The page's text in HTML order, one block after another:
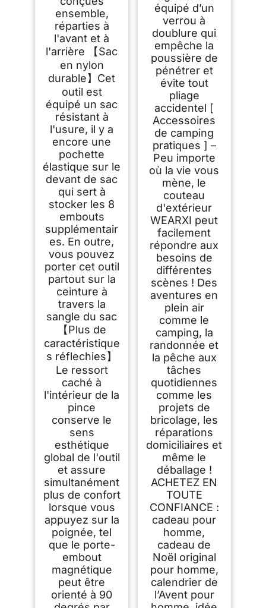
ensemble,
réparties à
l'avant et à
l'arrière 【Sac
en nylon
durable】Cet
outil est
équipé un sac
résistant à
l'usure, il y a
encore une
pochette
élastique sur le
devant de sac
qui sert à
stocker les 8
embouts
supplémentair
es. En outre,
vous pouvez
porter cet outil
partout sur la
ceinture à
travers la
sangle du sac
【Plus de
caractéristique
s réflechies】
Le ressort
caché à
l'intérieur de la
pince
conserve le
sens
esthétique
global de l'outil
et assure
simultanément
plus de confort
lorsque vous
appuyez sur la
poignée, tel
que le porte-
embout
magnétique
peut être
orienté à 90
équipé d’un
verrou à
doublure qui
empêche la
poussière de
pénétrer et
évite tout
pliage
accidentel [
Accessoires
de camping
pratiques ] –
Peu importe
où la vie vous
mène, le
couteau
d'extérieur
WEARXI peut
facilement
répondre aux
besoins de
différentes
scènes ! Des
aventures en
plein air
comme le
camping, la
randonnée et
la pêche aux
tâches
quotidiennes
comme les
projets de
bricolage, les
réparations
domiciliaires et
même le
déballage !
ACHETEZ EN
TOUTE
CONFIANCE :
cadeau pour
homme,
cadeau de
Noël original
pour homme,
calendrier de
l’Avent pour